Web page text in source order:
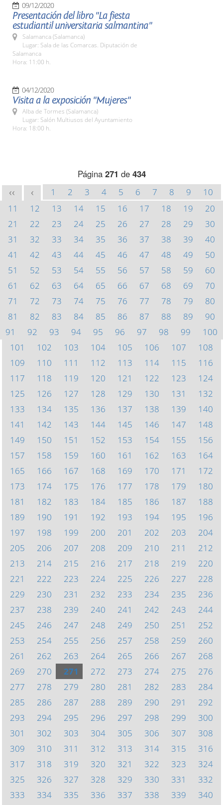
09/12/2020
Presentación del libro "La fiesta
estudiantil universitaria salmantina"
Salamanca (Salamanca)
Lugar: Sala de las Comarcas. Diputación de
Salamanca
Hora: 11:00 h.
04/12/2020
Visita a la exposición "Mujeres"
Alba de Tormes (Salamanca)
Lugar: Salón Multiusos del Ayuntamiento
Hora: 18:00 h.
Página 271 de 434
<< < 1 2 3 4 5 6 7 8 9
10
11
12 13 14 15 16 17 18 19
20
21
22 23 24 25 26 27 28 29
30
31
32 33 34 35 36 37 38 39
40
41
42 43 44 45 46 47 48 49
50
51
52 53 54 55 56 57 58 59
60
61
62 63 64 65 66 67 68 69
70
71
72 73 74 75 76 77 78 79
80
81
82 83 84 85 86 87 88 89
90
91
92 93 94 95 96 97 98 99
100
101
102 103 104 105 106 107
108
109
110 111 112 113 114 115
116
117
118 119 120 121 122 123
124
125
126 127 128 129 130 131
132
133
134 135 136 137 138 139
140
141
142 143 144 145 146 147
148
149
150 151 152 153 154 155
156
157
158 159 160 161 162 163
164
165
166 167 168 169 170 171
172
173
174 175 176 177 178 179
180
181
182 183 184 185 186 187
188
189
190 191 192 193 194 195
196
197
198 199 200 201 202 203
204
205
206 207 208 209 210 211
212
213
214 215 216 217 218 219
220
221
222 223 224 225 226 227
228
229
230 231 232 233 234 235
236
237
238 239 240 241 242 243
244
245
246 247 248 249 250 251
252
253
254 255 256 257 258 259
260
261
262 263 264 265 266 267
268
269
270 271 272 273 274 275
276
277
278 279 280 281 282 283
284
285
286 287 288 289 290 291
292
293
294 295 296 297 298 299
300
301
302 303 304 305 306 307
308
309
310 311 312 313 314 315
316
317
318 319 320 321 322 323
324
325
326 327 328 329 330 331
332
333
334 335 336 337 338 339
340